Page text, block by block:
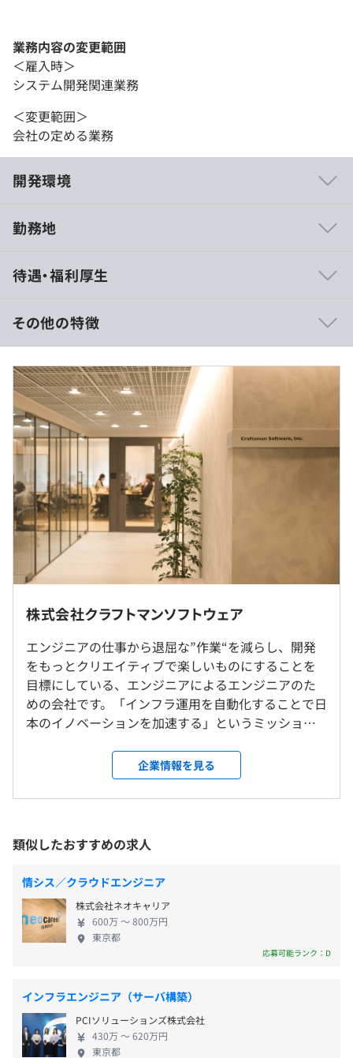
業務内容の変更範囲
＜雇入時＞
システム開発関連業務
＜変更範囲＞
会社の定める業務
開発環境
ークの課題であるコミュニケーションロスを防いでいま
・ドキュメントをベースに、アジャイル開発のスクラム手
法でスプリントごとにゴールを定めながら仕事を進めてい
ます。
・1週間に1回定例会議、およびスプリントミーティング
を実施して状況を確認しています。
・1日に1〜2回ほど状況確認や課題解決のための短いミー
ティングもおこなうので、1人で悩むことはありません。
・当社のエンジニアは、「プライバシーマーク」
「ISMS」「CIWセキュリティアナリスト」の資格を所持
しており、サービスの質向上を目指して日々技術向上に取
り組んでいます。
◆クラウドインフラ構築・保守運用管理なしにアプリケー
HerokuやVercelといったアプリケーション開発プラット
フォームを自分のクラウドにすぐ構築できるサービスで
す。
AppThrustを使うと、これまでアプリケーションを開発し
て公開するために必要だったAWSへのインフラ構築やセ
キュリティ対策、ビルド環境の整備やデプロイメントパイ
プラインの構築などの初期作業が不要になります。これに
よってアプリケーション開発者がやることは開発したソー
スコードをGitHubへpushするだけになり、本番グレード
AIライセンスの配布
◎資格取得支援制度や社内勉強会あり
- 社内勉強会の開催
- 書籍、社外勉強会・カンファレンス参加費用の補助制度
- コードレビュー、ペアプログラミングの実施
- OSS プロジェクトへの参加
- メンター制度
勤務地
週1程度の出社をお願いします。
出社勤務地は、東京都千代田区神田です。
補足：2週間に一度のスクラムイベントはオフライン参加
必須
就業場所の変更範囲
＜雇入時＞
CROSS神田 2階）もしくは自宅（リモートワーク）
会社の定める場所（テレワークを行う場所を含む）
受動喫煙防止措置に関する事項
屋内原則禁煙（喫煙室あり）
待遇・福利厚生
（※想定年収は年収提示額を保証するものではありません）
9：00〜18：00（実働8時間）
※勤務時間は調整可能です。
※残業の場合もありますが、残業非推奨としているため基
本定時で帰れます。
休憩時間：12:00〜13:00（60分）
平均残業時間：平均7時間程度／月
・完全週休2日制（土曜・日曜・祝日）
・年末年始休暇
・有給休暇
随時
社会保険完備（健康保険・厚生年金加入・雇用保険・労災
保険）
有期雇用
その他の特徴
株式会社クラフトマンソフトウェア
エンジニアの仕事から退屈な”作業“を減らし、開発
をもっとクリエイティブで楽しいものにすることを
目標にしている、エンジニアによるエンジニアのた
めの会社です。「インフラ運用を自動化することで日
本のイノベーションを加速する」というミッション
ちは、「インフラ・セキュリティにかかるコストを
限りなくゼロにしたい」という想いを持ちながら、
開発に取り組んでいます。 【自社プロダクト】 クラ
造的で楽しいものにしたい」という想いのもと、開
発者向けテスト自動化サービス「ShouldBee」やア
プリのバグを洗い出すサービス「Bughunt」フルス
タック開発支援など、ITを主軸としたサービスで創業
しました。 現在は以下のプロダクトを開発していま
す。 ◆クラウドインフラ構築・保守運用管理なしに
アプリケーション開発が可能になるプラットフォー
ーション開発プラットフォームを自分のクラウドに
すぐ構築できるサービスです。 AppThrustを使う
と、これまでアプリケーションを開発して公開する
ために必要だったAWSへのインフラ構築やセキュリ
企業情報を見る
類似したおすすめの求人
情シス／クラウドエンジニア
株式会社ネオキャリア
600万 〜 800万円
東京都
応募可能ランク：D
インフラエンジニア（サーバ構築）
PCIソリューションズ株式会社
430万 〜 620万円
東京都